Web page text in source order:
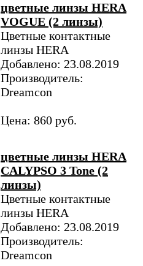
цветные линзы HERA
VOGUE (2 линзы)
Цветные контактные
линзы HERA
Добавлено: 23.08.2019
Производитель:
Dreamcon
Цена: 860 руб.
цветные линзы HERA
CALYPSO 3 Tone (2
линзы)
Цветные контактные
линзы HERA
Добавлено: 23.08.2019
Производитель:
Dreamcon